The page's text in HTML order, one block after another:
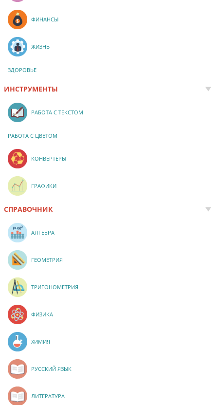
ФИНАНСЫ
ЖИЗНЬ
ЗДОРОВЬЕ
ИНСТРУМЕНТЫ
РАБОТА С ТЕКСТОМ
РАБОТА С ЦВЕТОМ
КОНВЕРТЕРЫ
ГРАФИКИ
СПРАВОЧНИК
АЛГЕБРА
ГЕОМЕТРИЯ
ТРИГОНОМЕТРИЯ
ФИЗИКА
ХИМИЯ
РУССКИЙ ЯЗЫК
ЛИТЕРАТУРА